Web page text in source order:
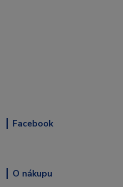
Facebook
O nákupu